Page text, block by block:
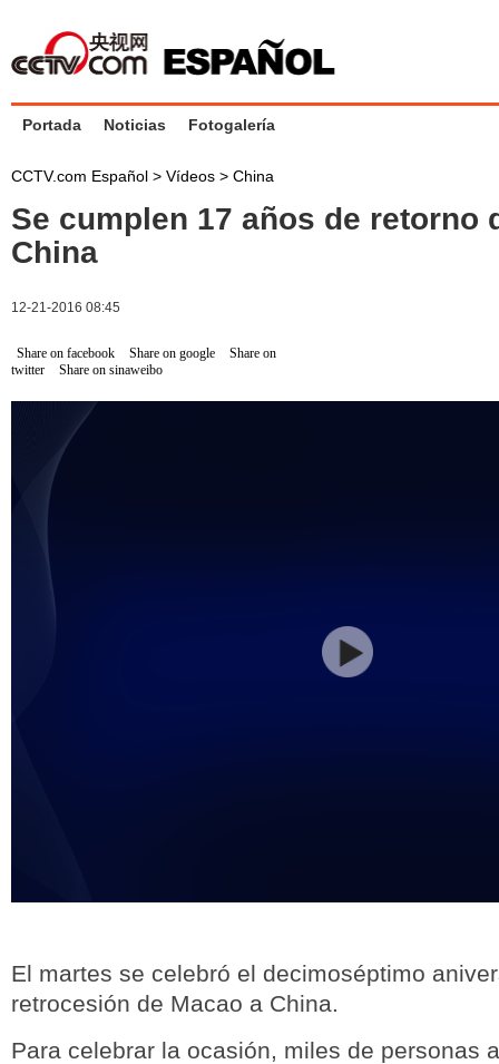
Portada Noticias Fotogalería
CCTV.com Español > Vídeos > China
Se cumplen 17 años de retorno
China
12-21-2016 08:45
Share on facebook Share on google
Share on
twitter
Share on sinaweibo
El martes se celebró el decimoséptimo
retrocesión de Macao a China.
Para celebrar la ocasión, miles de personas